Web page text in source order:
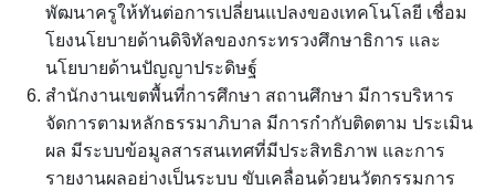
พัฒนาครูให้ทันต่อการเปลี่ยนแปลงของเทคโนโลยี เชื่อม
โยงนโยบายด้านดิจิทัลของกระทรวงศึกษาธิการ และ
นโยบายด้านปัญญาประดิษฐ์
สำนักงานเขตพื้นที่การศึกษา สถานศึกษา มีการบริหาร
จัดการตามหลักธรรมาภิบาล มีการกำกับติดตาม ประเมิน
ผล มีระบบข้อมูลสารสนเทศที่มีประสิทธิภาพ และการ
รายงานผลอย่างเป็นระบบ ขับเคลื่อนด้วยนวัตกรรมการ